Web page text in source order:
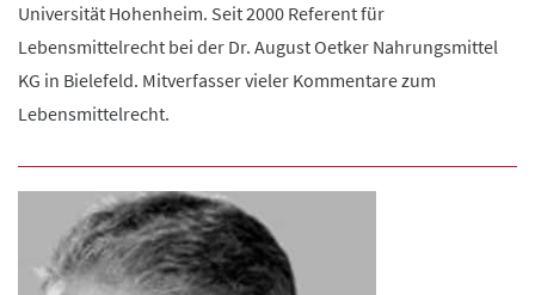
Universität Hohenheim. Seit 2000 Referent für
Lebensmittelrecht bei der Dr. August Oetker Nahrungsmittel
KG in Bielefeld. Mitverfasser vieler Kommentare zum
Lebensmittelrecht.